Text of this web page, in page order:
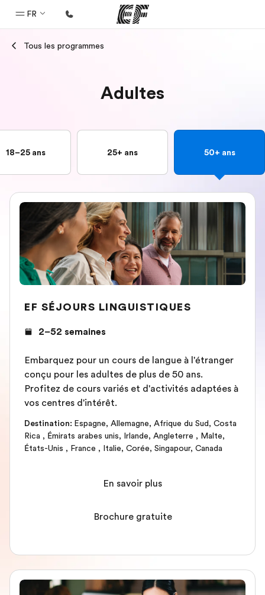
FR
Qui sommes-nous ?
EF recrute
Rejoignez nos équipes
Tous les programmes
Adultes
18–25 ans 25+ ans 50+ ans
EF SÉJOURS LINGUISTIQUES
2–52 semaines
Embarquez pour un cours de langue à l'étranger
conçu pour les adultes de plus de 50 ans.
Profitez de cours variés et d'activités adaptées à
vos centres d'intérêt.
Destination: Espagne, Allemagne, Afrique du Sud, Costa
Rica , Émirats arabes unis, Irlande, Angleterre , Malte,
États-Unis , France , Italie, Corée, Singapour, Canada
En savoir plus
Brochure gratuite